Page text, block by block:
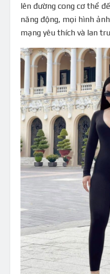
lên đường cong cơ thể
năng động, mọi hình
mạng yêu thích và lan